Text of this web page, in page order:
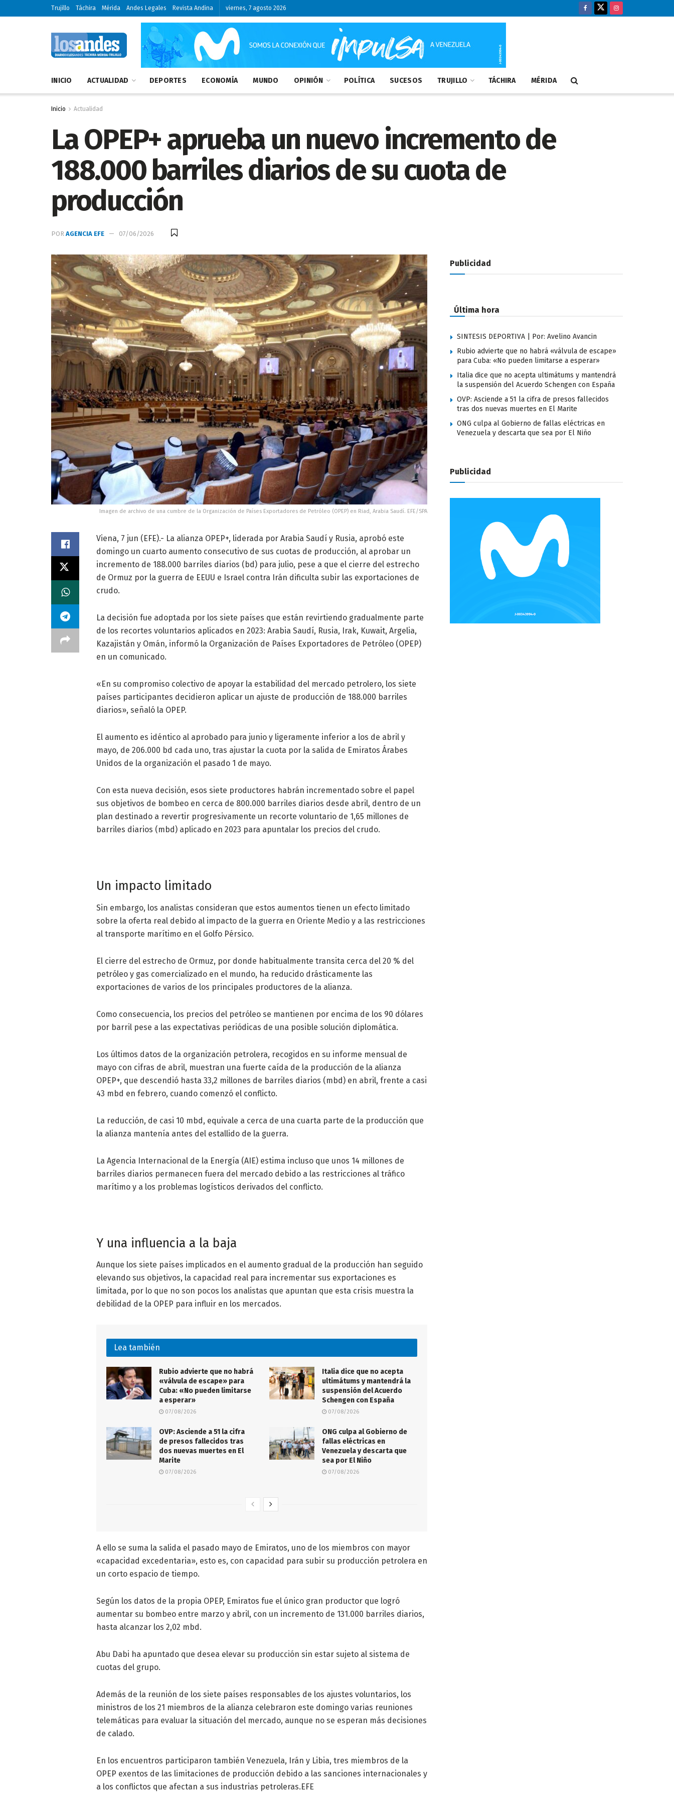
Trujillo Táchira Mérida Andes Legales Revista Andina viernes, 7 agosto 2026
INICIO ACTUALIDAD DEPORTES ECONOMÍA MUNDO OPINIÓN POLÍTICA SUCESOS TRUJILLO TÁCHIRA MÉRIDA
Inicio Actualidad
La OPEP+ aprueba un nuevo incremento de
188.000 barriles diarios de su cuota de
producción
POR AGENCIA EFE 07/06/2026
Imagen de archivo de una cumbre de la Organización de Países Exportadores de Petróleo (OPEP) en Riad, Arabia Saudí. EFE/SPA
Viena, 7 jun (EFE).- La alianza OPEP+, liderada por Arabia Saudí y Rusia, aprobó este
domingo un cuarto aumento consecutivo de sus cuotas de producción, al aprobar un
incremento de 188.000 barriles diarios (bd) para julio, pese a que el cierre del estrecho
de Ormuz por la guerra de EEUU e Israel contra Irán dificulta subir las exportaciones de
crudo.
La decisión fue adoptada por los siete países que están revirtiendo gradualmente parte
de los recortes voluntarios aplicados en 2023: Arabia Saudí, Rusia, Irak, Kuwait, Argelia,
Kazajistán y Omán, informó la Organización de Países Exportadores de Petróleo (OPEP)
en un comunicado.
«En su compromiso colectivo de apoyar la estabilidad del mercado petrolero, los siete
países participantes decidieron aplicar un ajuste de producción de 188.000 barriles
diarios», señaló la OPEP.
El aumento es idéntico al aprobado para junio y ligeramente inferior a los de abril y
mayo, de 206.000 bd cada uno, tras ajustar la cuota por la salida de Emiratos Árabes
Unidos de la organización el pasado 1 de mayo.
Con esta nueva decisión, esos siete productores habrán incrementado sobre el papel
sus objetivos de bombeo en cerca de 800.000 barriles diarios desde abril, dentro de un
plan destinado a revertir progresivamente un recorte voluntario de 1,65 millones de
barriles diarios (mbd) aplicado en 2023 para apuntalar los precios del crudo.
Un impacto limitado
Sin embargo, los analistas consideran que estos aumentos tienen un efecto limitado
sobre la oferta real debido al impacto de la guerra en Oriente Medio y a las restricciones
al transporte marítimo en el Golfo Pérsico.
El cierre del estrecho de Ormuz, por donde habitualmente transita cerca del 20 % del
petróleo y gas comercializado en el mundo, ha reducido drásticamente las
exportaciones de varios de los principales productores de la alianza.
Como consecuencia, los precios del petróleo se mantienen por encima de los 90 dólares
por barril pese a las expectativas periódicas de una posible solución diplomática.
Los últimos datos de la organización petrolera, recogidos en su informe mensual de
mayo con cifras de abril, muestran una fuerte caída de la producción de la alianza
OPEP+, que descendió hasta 33,2 millones de barriles diarios (mbd) en abril, frente a casi
43 mbd en febrero, cuando comenzó el conflicto.
La reducción, de casi 10 mbd, equivale a cerca de una cuarta parte de la producción que
la alianza mantenía antes del estallido de la guerra.
La Agencia Internacional de la Energía (AIE) estima incluso que unos 14 millones de
barriles diarios permanecen fuera del mercado debido a las restricciones al tráfico
marítimo y a los problemas logísticos derivados del conflicto.
Y una influencia a la baja
Aunque los siete países implicados en el aumento gradual de la producción han seguido
elevando sus objetivos, la capacidad real para incrementar sus exportaciones es
limitada, por lo que no son pocos los analistas que apuntan que esta crisis muestra la
debilidad de la OPEP para influir en los mercados.
Lea también
Rubio advierte que no habrá
«válvula de escape» para
Cuba: «No pueden limitarse
a esperar»
07/08/2026
Italia dice que no acepta
ultimátums y mantendrá la
suspensión del Acuerdo
Schengen con España
07/08/2026
OVP: Asciende a 51 la cifra
de presos fallecidos tras
dos nuevas muertes en El
Marite
07/08/2026
ONG culpa al Gobierno de
fallas eléctricas en
Venezuela y descarta que
sea por El Niño
07/08/2026
A ello se suma la salida el pasado mayo de Emiratos, uno de los miembros con mayor
«capacidad excedentaria», esto es, con capacidad para subir su producción petrolera en
un corto espacio de tiempo.
Según los datos de la propia OPEP, Emiratos fue el único gran productor que logró
aumentar su bombeo entre marzo y abril, con un incremento de 131.000 barriles diarios,
hasta alcanzar los 2,02 mbd.
Abu Dabi ha apuntado que desea elevar su producción sin estar sujeto al sistema de
cuotas del grupo.
Además de la reunión de los siete países responsables de los ajustes voluntarios, los
ministros de los 21 miembros de la alianza celebraron este domingo varias reuniones
telemáticas para evaluar la situación del mercado, aunque no se esperan más decisiones
de calado.
En los encuentros participaron también Venezuela, Irán y Libia, tres miembros de la
OPEP exentos de las limitaciones de producción debido a las sanciones internacionales y
a los conflictos que afectan a sus industrias petroleras.EFE
Publicidad
Última hora
SINTESIS DEPORTIVA | Por: Avelino Avancin
Rubio advierte que no habrá «válvula de escape»
para Cuba: «No pueden limitarse a esperar»
Italia dice que no acepta ultimátums y mantendrá
la suspensión del Acuerdo Schengen con España
OVP: Asciende a 51 la cifra de presos fallecidos
tras dos nuevas muertes en El Marite
ONG culpa al Gobierno de fallas eléctricas en
Venezuela y descarta que sea por El Niño
Publicidad